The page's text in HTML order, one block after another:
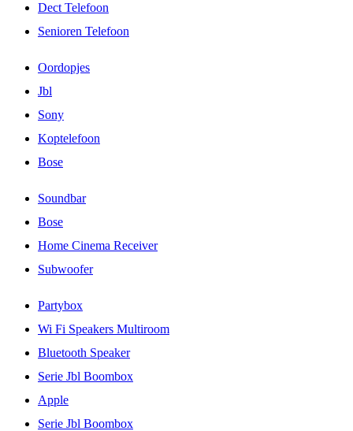
Dect Telefoon
Senioren Telefoon
Oordopjes
Jbl
Sony
Koptelefoon
Bose
Soundbar
Bose
Home Cinema Receiver
Subwoofer
Partybox
Wi Fi Speakers Multiroom
Bluetooth Speaker
Serie Jbl Boombox
Apple
Serie Jbl Boombox